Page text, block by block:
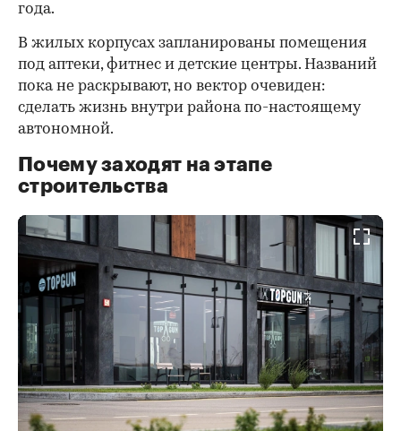
года.
В жилых корпусах запланированы помещения
под аптеки, фитнес и детские центры. Названий
пока не раскрывают, но вектор очевиден:
сделать жизнь внутри района по-настоящему
автономной.
Почему заходят на этапе
строительства